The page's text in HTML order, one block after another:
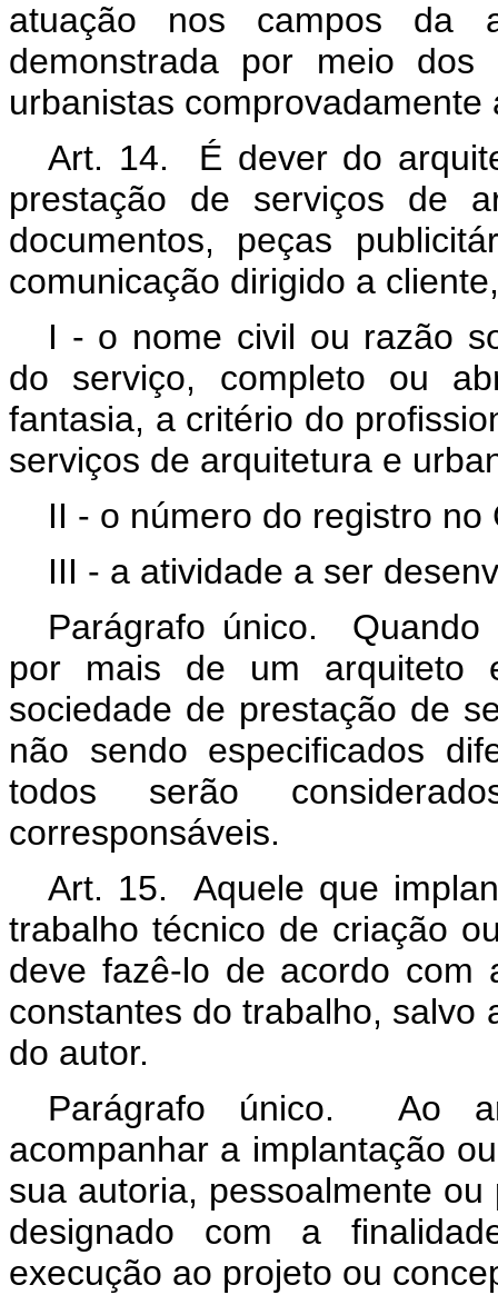
atuação nos campos da
demonstrada por meio
urbanistas
Art. 14. É dever do
prestação de serviços de
documentos, peças
comunicação dirigido a
I - o nome civil ou razão
do serviço, completo ou
fantasia, a critério do
serviços de arquitetura e
II - o número do registro
III - a atividade a ser
Parágrafo único. Quando
por mais de um arquiteto
sociedade de prestação de
não sendo especificados
todos serão
corresponsáveis.
Art. 15. Aquele que
trabalho técnico de criação
deve fazê-lo de acordo com
constantes do trabalho, salvo
do autor.
Parágrafo único. Ao
acompanhar a implantação
sua autoria, pessoalmente
designado com a
execução ao projeto ou